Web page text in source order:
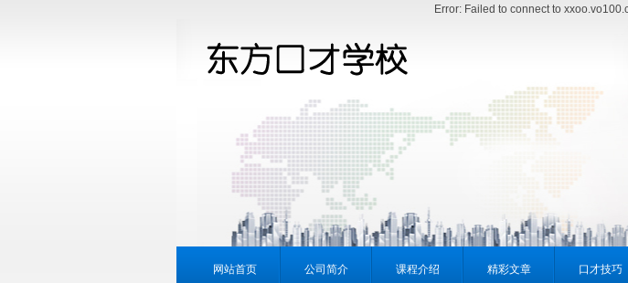
Error: Failed to connect to
网站首页 公司简介 课程介绍 精彩文章 口才技巧